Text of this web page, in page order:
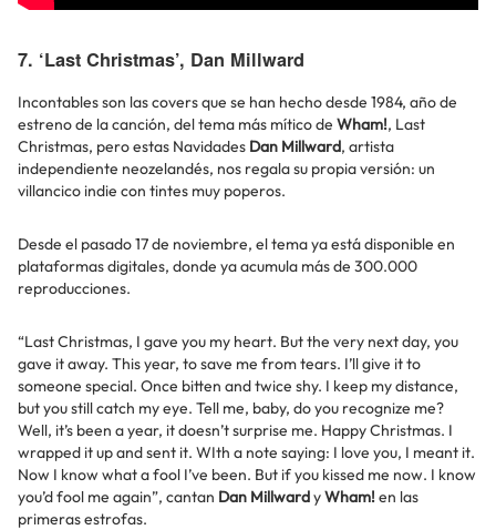
7. ‘Last Christmas’, Dan Millward
Incontables son las covers que se han hecho desde 1984, año de
estreno de la canción, del tema más mítico de Wham!, Last
Christmas, pero estas Navidades Dan Millward, artista
independiente neozelandés, nos regala su propia versión: un
villancico indie con tintes muy poperos.
Desde el pasado 17 de noviembre, el tema ya está disponible en
plataformas digitales, donde ya acumula más de 300.000
reproducciones.
“Last Christmas, I gave you my heart. But the very next day, you
gave it away. This year, to save me from tears. I’ll give it to
someone special. Once bitten and twice shy. I keep my distance,
but you still catch my eye. Tell me, baby, do you recognize me?
Well, it’s been a year, it doesn’t surprise me. Happy Christmas. I
wrapped it up and sent it. WIth a note saying: I love you, I meant it.
Now I know what a fool I’ve been. But if you kissed me now. I know
you’d fool me again”, cantan Dan MillwardyWham!en las
primeras estrofas.